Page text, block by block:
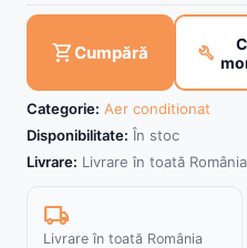
shopping_cartCumpără build
Categorie: Aer conditionat
Disponibilitate: În stoc
Livrare: Livrare în toată România
local_shipping
Livrare în toată România